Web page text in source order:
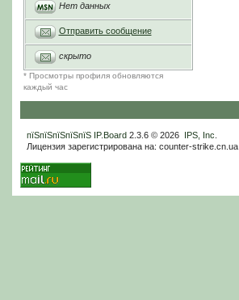
Нет данных
Отправить сообщение
скрыто
* Просмотры профиля обновляются
каждый час
пїЅпїЅпїЅпїЅпїЅ IP.Board2.3.6 © 2026 IPS, Inc
Лицензия зарегистрирована на: counter-strike.cn.ua